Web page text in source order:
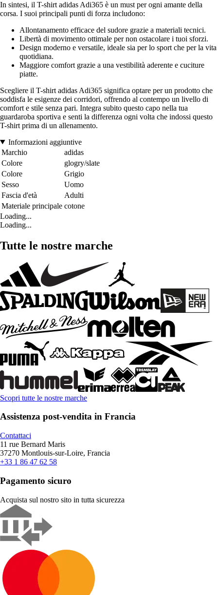
In sintesi, il T-shirt adidas Adi365 è un must per ogni amante della
corsa. I suoi principali punti di forza includono:
Allontanamento efficace del sudore grazie a materiali tecnici.
Libertà di movimento ottimale per non ostacolare i tuoi sforzi.
Design moderno e versatile, ideale sia per lo sport che per la vita
quotidiana.
Maggiore comfort grazie a una vestibilità aderente e cuciture
piatte.
Scegliere il T-shirt adidas Adi365 significa optare per un prodotto che
soddisfa le esigenze dei corridori, offrendo al contempo un livello di
comfort e stile senza pari. Integra subito questo capo nella tua
guardaroba sportiva e senti la differenza ogni volta che indossi questo
T-shirt prima di un allenamento.
Informazioni aggiuntive
Marchio
adidas
Colore
glogry/slate
Colore
Grigio
Sesso
Uomo
Fascia d'età
Adulti
Materiale principale cotone
Loading...
Loading...
Tutte le nostre marche
Scopri tutte le nostre marche
Assistenza post-vendita in Francia
Contattaci
11 rue Bernard Maris
37270 Montlouis-sur-Loire, Francia
+33 1 86 47 62 58
Pagamento sicuro
Acquista sul nostro sito in tutta sicurezza